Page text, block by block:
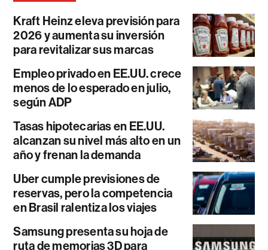
Kraft Heinz eleva previsión para
2026 y aumenta su inversión
para revitalizar sus marcas
Empleo privado en EE.UU. crece
menos de lo esperado en julio,
según ADP
Tasas hipotecarias en EE.UU.
alcanzan su nivel más alto en un
año y frenan la demanda
Uber cumple previsiones de
reservas, pero la competencia
en Brasil ralentiza los viajes
Samsung presenta su hoja de
ruta de memorias 3D para